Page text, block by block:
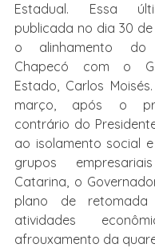
Estadual. Essa
publicada no dia 30
o alinhamento
Chapecó com o
Estado, Carlos
março, após o
contrário do
ao isolamento social
grupos
Catarina, o
plano de
atividades
afrouxamento da